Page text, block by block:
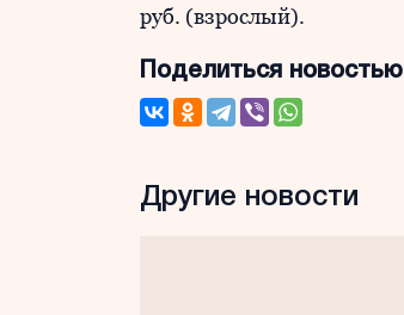
руб. (взрослый).
Поделиться новостью
Другие новости